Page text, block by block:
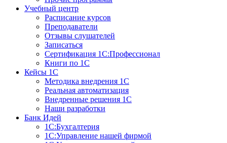
Учебный центр
Расписание курсов
Преподаватели
Отзывы слушателей
Записаться
Сертификация 1С:Профессионал
Книги по 1С
Кейсы 1С
Методика внедрения 1С
Реальная автоматизация
Внедренные решения 1С
Наши разработки
Банк Идей
1С:Бухгалтерия
1С:Управление нашей фирмой